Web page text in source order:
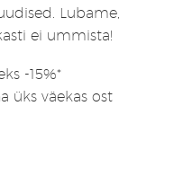
Lubame,
ei ummista!
-15%*
üks väekas ost